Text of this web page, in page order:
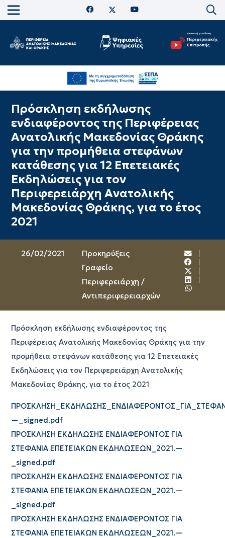
Πρόσκληση εκδήλωσης
ενδιαφέροντος της Περιφέρειας
Ανατολικής Μακεδονίας Θράκης
για την προμήθεια στεφάνων
κατάθεσης για 12 Επετειακές
Εκδηλώσεις για τον
Περιφερειάρχη Ανατολικής
Μακεδονίας Θράκης, για το έτος
2021
26/02/2021
Προκηρύξεις
Γραφείο
Περιφερειάρχη /
Αντιπεριφερειαρχών
Πρόσκληση εκδήλωσης ενδιαφέροντος της
Περιφέρειας Ανατολικής Μακεδονίας Θράκης για την
προμήθεια στεφάνων κατάθεσης για 12 Επετειακές
Εκδηλώσεις για τον Περιφερειάρχη Ανατολικής
Μακεδονίας Θράκης, για το έτος 2021
—_signed.pdf
ΠΡΟΣΚΛΗΣΗ ΕΚΔΗΛΩΣΗΣ ΕΝΔΙΑΦΕΡΟΝΤΟΣ ΓΙΑ
ΣΤΕΦΑΝΙΑ ΕΠΕΤΕΙΑΚΩΝ ΕΚΔΗΛΩΣΕΩΝ_2021.—
_signed.pdf
ΠΡΟΣΚΛΗΣΗ ΕΚΔΗΛΩΣΗΣ ΕΝΔΙΑΦΕΡΟΝΤΟΣ ΓΙΑ
ΣΤΕΦΑΝΙΑ ΕΠΕΤΕΙΑΚΩΝ ΕΚΔΗΛΩΣΕΩΝ_2021.—
_signed.pdf
ΠΡΟΣΚΛΗΣΗ ΕΚΔΗΛΩΣΗΣ ΕΝΔΙΑΦΕΡΟΝΤΟΣ ΓΙΑ
ΣΤΕΦΑΝΙΑ ΕΠΕΤΕΙΑΚΩΝ ΕΚΔΗΛΩΣΕΩΝ_2021.—